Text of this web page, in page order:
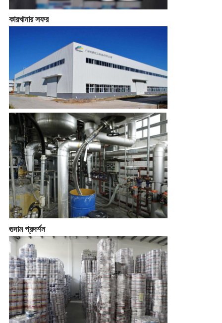
কারখানার সফর
গুদাম প্রদর্শন